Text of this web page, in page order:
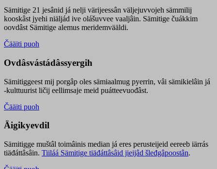
Sämitige 21 jesânid já nelji värijeessân väljejuvvojeh sämmilij
kooskâst jyehi niäljád ive olášuvvee vaaljâin. Sämitige čuákkim
oovdâst Sämitige alemus meridemvääldi.
Čääiti puoh
Ovdâsvástádâssyergih
Sämitiggeest mij porgâp oles sämiaalmug pyerrin, vâi sämikielâin já
-kulttuurist ličij eellimsaje meid puátteevuođâst.
Čääiti puoh
Äigikyevdil
Sämitigge muštâl toimâinis median já eres perusteijeid eereeb iärrás
tiäđáttâsâin. Tiiláá Sämitige tiäđáttâsâid jieijâd šleđgâpoostân.